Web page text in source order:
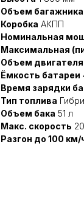
Объем багажника
Коробка АКПП
Номинальная
Максимальная
Объем двигателя
Ёмкость батареи
Время зарядки
Тип топлива
Объем бака 51 л
Макс. скорость
Разгон до 100 км/